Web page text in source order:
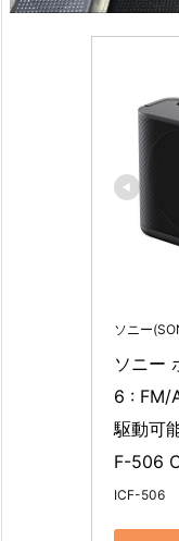
ソニー
ソニー
6 : FM/
駆動可
F-506
ICF-506